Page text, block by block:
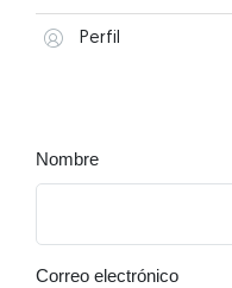
Perfil
Nombre
Correo electrónico